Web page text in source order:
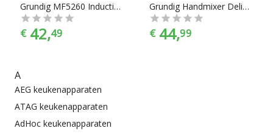
Grundig MF5260 Inductie-melkopschuimer 435 W 200 ml Zwart
€ 42,49
Grundig Handmixer Delisia HM 7680
€ 44,99
A
AEG keukenapparaten
ATAG keukenapparaten
AdHoc keukenapparaten